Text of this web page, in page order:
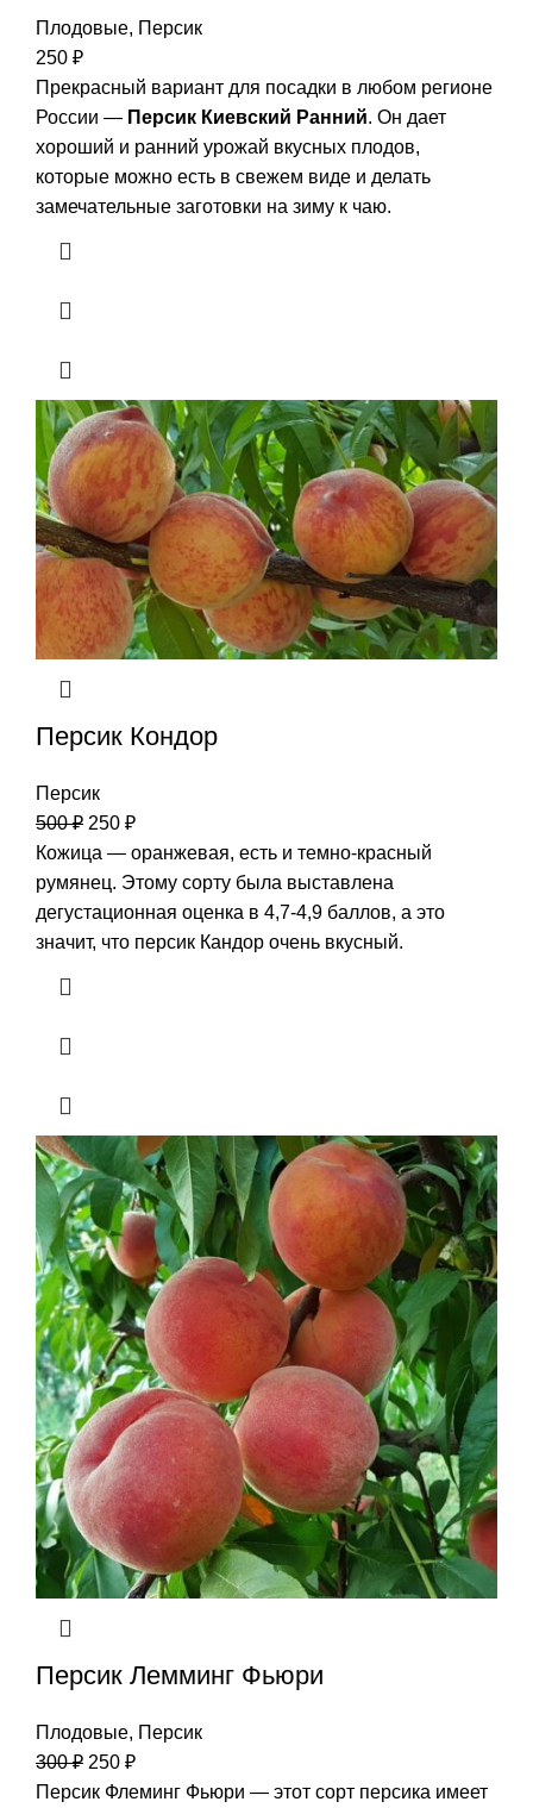
Плодовые, Персик
250 ₽
Прекрасный вариант для посадки в любом регионе
России — Персик Киевский Ранний. Он дает
хороший и ранний урожай вкусных плодов,
которые можно есть в свежем виде и делать
замечательные заготовки на зиму к чаю.
Персик Кондор
Персик
500₽ 250 ₽
Кожица — оранжевая, есть и темно-красный
румянец. Этому сорту была выставлена
дегустационная оценка в 4,7-4,9 баллов, а это
значит, что персик Кандор очень вкусный.
Персик Лемминг Фьюри
Плодовые, Персик
300₽ 250 ₽
Персик Флеминг Фьюри — этот сорт персика имеет